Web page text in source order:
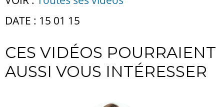
DATE : 15 01 15
CES VIDÉOS POURRAIENT
AUSSI VOUS INTÉRESSER